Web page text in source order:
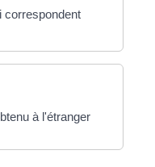
correspondent
à l'étranger